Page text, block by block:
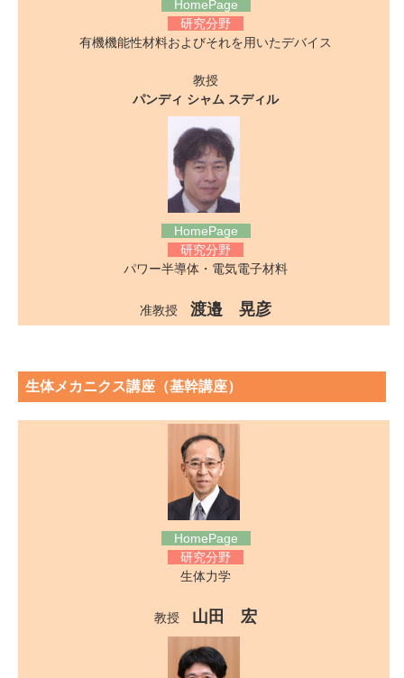
HomePage
研究分野
有機機能性材料およびそれを用いたデバイス
教授
パンディ シャム スディル
HomePage
研究分野
パワー半導体・電気電子材料
准教授 渡邉 晃彦
生体メカニクス講座（基幹講座）
HomePage
研究分野
生体力学
教授 山田 宏